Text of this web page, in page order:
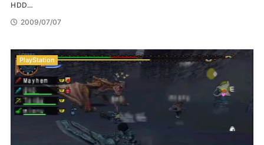
HDD…
2009/07/07
PlayStation